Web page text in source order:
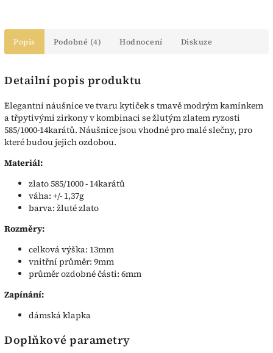
Popis Podobné (4) Hodnocení Diskuze
Detailní popis produktu
Elegantní náušnice ve tvaru kytiček s tmavě modrým kamínkem
a třpytivými zirkony v kombinaci se žlutým zlatem ryzosti
585/1000-14karátů. Náušnice jsou vhodné pro malé slečny, pro
které budou jejich ozdobou.
Materiál:
zlato 585/1000 - 14karátů
váha: +/- 1,37g
barva: žluté zlato
Rozměry:
celková výška: 13mm
vnitřní průměr: 9mm
průměr ozdobné části: 6mm
Zapínání:
dámská klapka
Doplňkové parametry